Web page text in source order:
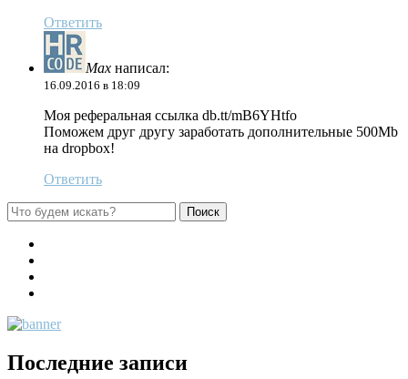
Ответить
Max написал:
16.09.2016 в 18:09
Моя реферальная ссылка db.tt/mB6YHtfo
Поможем друг другу заработать дополнительные 500Mb
на dropbox!
Ответить
Последние записи